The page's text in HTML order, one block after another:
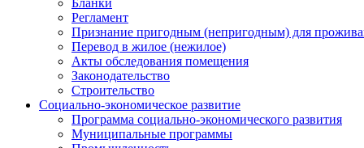
Бланки
Регламент
Признание пригодным (непригодным) для
Перевод в жилое (нежилое)
Акты обследования помещения
Законодательство
Строительство
Социально-экономическое развитие
Программа социально-экономического развития
Муниципальные программы